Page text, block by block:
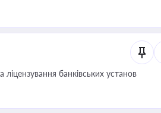
ліцензування банківських установ